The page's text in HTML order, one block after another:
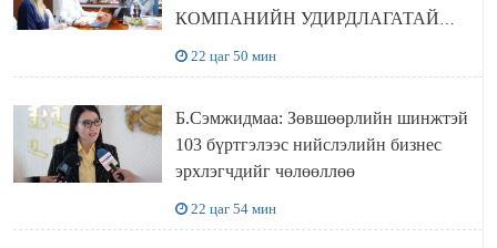
КОМПАНИЙН УДИРДЛАГАТАЙ
22 цаг 50 мин
Б.Сэмжидмаа: Зөвшөөрлийн шинжтэй
103 бүртгэлээс нийслэлийн бизнес
эрхлэгчдийг чөлөөллөө
22 цаг 54 мин